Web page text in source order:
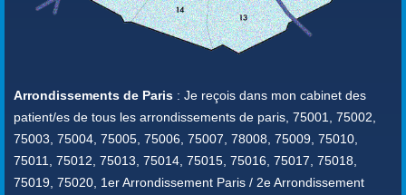
Arrondissements de Paris : Je reçois dans mon cabinet des
patient/es de tous les arrondissements de paris, 75001, 75002,
75003, 75004, 75005, 75006, 75007, 78008, 75009, 75010,
75011, 75012, 75013, 75014, 75015, 75016, 75017, 75018,
75019, 75020, 1er Arrondissement Paris / 2e Arrondissement